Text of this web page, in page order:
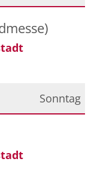
Sonntag